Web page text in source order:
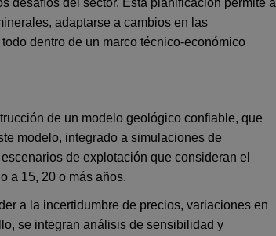
desafíos del sector. Esta planificación permite a
adaptarse a cambios en las
dentro de un marco técnico-económico
de un modelo geológico confiable, que
modelo, integrado a simulaciones de
de explotación que consideran el
a 15, 20 o más años.
a la incertidumbre de precios, variaciones en
se integran análisis de sensibilidad y